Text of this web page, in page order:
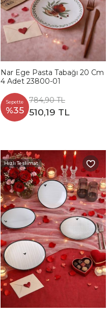
Nar Ege Pasta Tabağı 20 Cm
4 Adet 23800-01
Sepette
%35
784,90 TL
510,19 TL
Hızlı Teslimat